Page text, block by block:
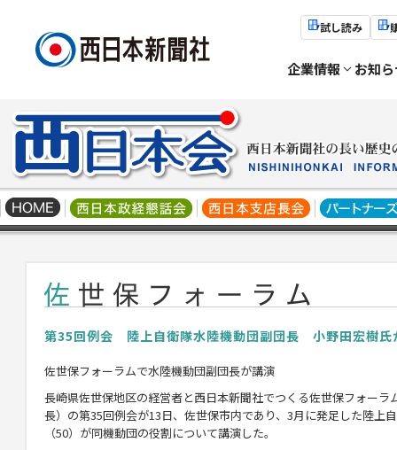
試し読み
企業情報 お知
第35回例会 陸上自衛隊水陸機動団副団長 小野田宏樹氏
佐世保フォーラムで水陸機動団副団長が講演
長崎県佐世保地区の経営者と西日本新聞社でつくる佐世保フォー
長）の第35回例会が13日、佐世保市内であり、3月に発足した陸上
（50）が同機動団の役割について講演した。